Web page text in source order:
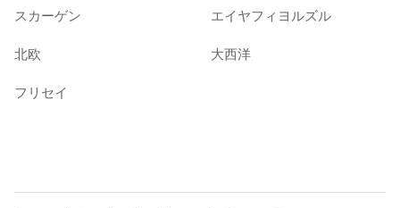
スカーゲン エイヤフィヨルズル
北欧 大西洋
フリセイ